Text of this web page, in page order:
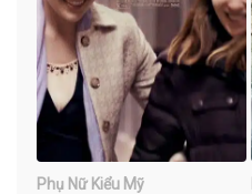
Phụ Nữ Kiểu Mỹ